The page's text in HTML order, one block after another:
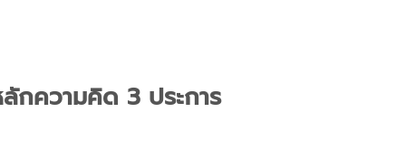
กความคิด 3 ประการ